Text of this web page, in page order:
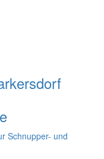
Schnupper- und